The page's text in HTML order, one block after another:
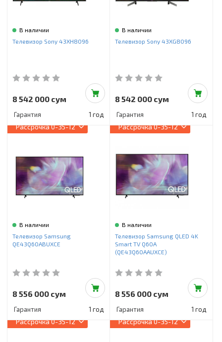
В наличии
Телевизор Sony 43XH8096
8 542 000 сум
Гарантия 1 год
В наличии
Телевизор Sony 43XG8096
8 542 000 сум
Гарантия 1 год
Рассрочка0-35-12
В наличии
Телевизор Samsung
QE43Q60ABUXCE
8 556 000 сум
Гарантия 1 год
Рассрочка0-35-12
В наличии
Телевизор Samsung QLED 4K
Smart TV Q60A
(QE43Q60AAUXCE)
8 556 000 сум
Гарантия 1 год
Рассрочка0-35-12 Рассрочка0-35-12